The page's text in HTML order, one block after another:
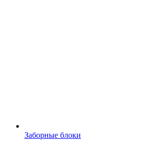
Заборные блоки